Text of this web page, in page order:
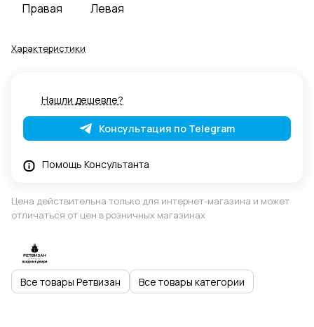
Правая Левая
Характеристики
Нашли дешевле?
Консультация по Telegram
Помощь Консультанта
Цена действительна только для интернет-магазина и может
отличаться от цен в розничных магазинах
Все товары Ретвизан Все товары категории